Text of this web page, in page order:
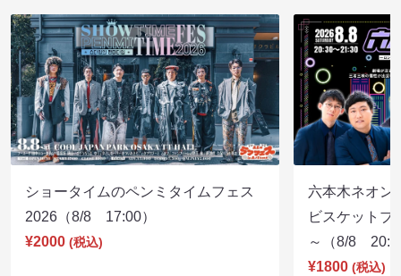
ショータイムのペンミタイムフェス
2026（8/8 17:00）
¥2000 (税込)
六本木ネオン
ビスケットブ
～（8/8
¥1800 (税込)